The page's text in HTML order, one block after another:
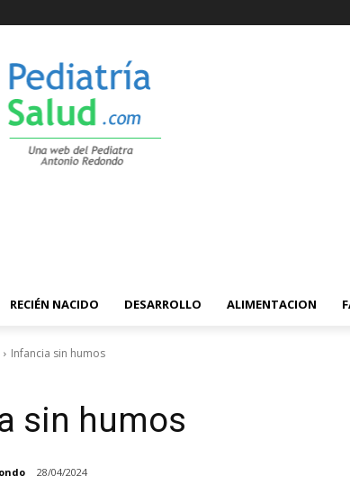
RECIÉN NACIDO DESARROLLO ALIMENTACION
Infancia sin humos
sin humos
28/04/2024